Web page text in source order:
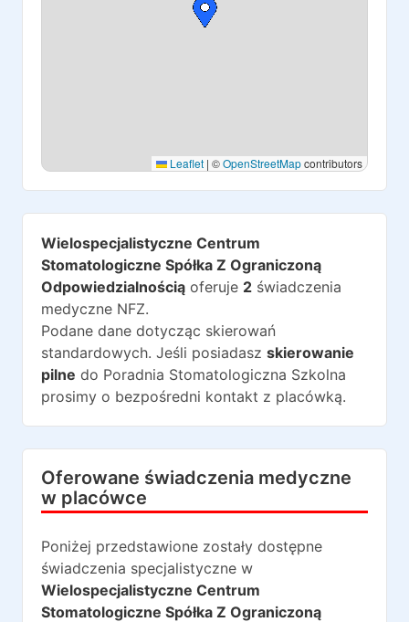
Leaflet | ©OpenStreetMapcontributors
Wielospecjalistyczne Centrum
Stomatologiczne Spółka Z Ograniczoną
Odpowiedzialnością oferuje 2 świadczenia
medyczne NFZ.
Podane dane dotycząc skierowań
standardowych. Jeśli posiadasz skierowanie
pilne do Poradnia Stomatologiczna Szkolna
prosimy o bezpośredni kontakt z placówką.
Oferowane świadczenia medyczne
w placówce
Poniżej przedstawione zostały dostępne
świadczenia specjalistyczne w
Wielospecjalistyczne Centrum
Stomatologiczne Spółka Z Ograniczoną